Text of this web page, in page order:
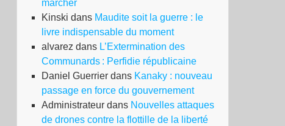
marcher
Kinski dans Maudite soit la guerre : le
livre indispensable du moment
alvarez dans L’Extermination des
Communards : Perfidie républicaine
Daniel Guerrier dans Kanaky : nouveau
passage en force du gouvernement
Administrateur dans Nouvelles attaques
de drones contre la flottille de la liberté